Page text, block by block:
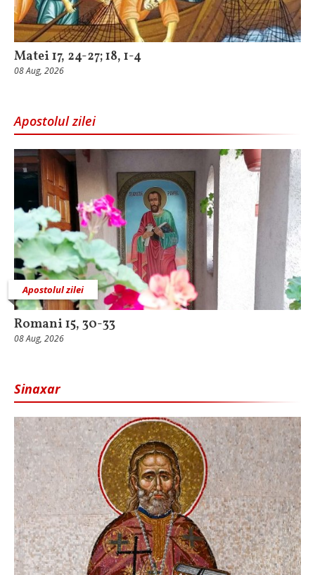
Matei 17, 24-27; 18, 1-4
08 Aug, 2026
Apostolul zilei
Apostolul zilei
Romani 15, 30-33
08 Aug, 2026
Sinaxar